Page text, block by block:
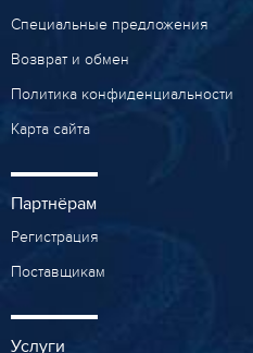
Специальные предложения
Возврат и обмен
Политика конфиденциальности
Карта сайта
Партнёрам
Регистрация
Поставщикам
Услуги